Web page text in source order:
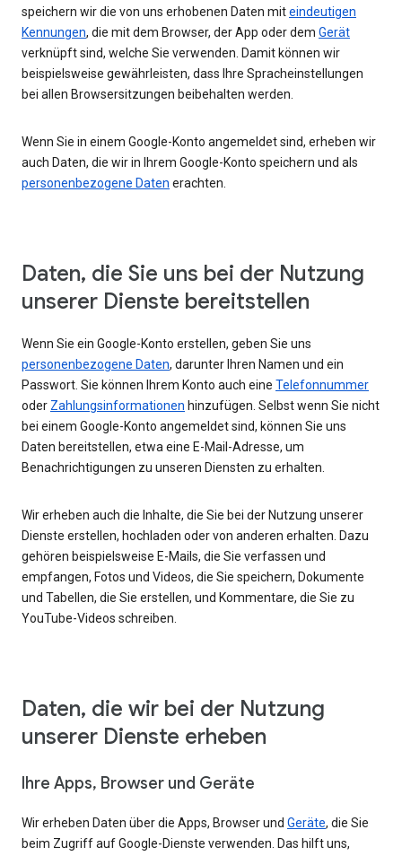
speichern wir die von uns erhobenen Daten miteindeutigen
Kennungen, die mit dem Browser, der App oder dem Gerät
verknüpft sind, welche Sie verwenden. Damit können wir
beispielsweise gewährleisten, dass Ihre Spracheinstellungen
bei allen Browsersitzungen beibehalten werden.
Wenn Sie in einem Google-Konto angemeldet sind, erheben wir
auch Daten, die wir in Ihrem Google-Konto speichern und als
personenbezogene Daten erachten.
Daten, die Sie uns bei der Nutzung
unserer Dienste bereitstellen
Wenn Sie ein Google-Konto erstellen, geben Sie uns
personenbezogene Daten, darunter Ihren Namen und ein
Passwort. Sie können Ihrem Konto auch eine Telefonnummer
oder Zahlungsinformationen hinzufügen. Selbst wenn Sie nicht
bei einem Google-Konto angemeldet sind, können Sie uns
Daten bereitstellen, etwa eine E-Mail-Adresse, um
Benachrichtigungen zu unseren Diensten zu erhalten.
Wir erheben auch die Inhalte, die Sie bei der Nutzung unserer
Dienste erstellen, hochladen oder von anderen erhalten. Dazu
gehören beispielsweise E-Mails, die Sie verfassen und
empfangen, Fotos und Videos, die Sie speichern, Dokumente
und Tabellen, die Sie erstellen, und Kommentare, die Sie zu
YouTube-Videos schreiben.
Daten, die wir bei der Nutzung
unserer Dienste erheben
Ihre Apps, Browser und Geräte
Wir erheben Daten über die Apps, Browser und Geräte, die Sie
beim Zugriff auf Google-Dienste verwenden. Das hilft uns,